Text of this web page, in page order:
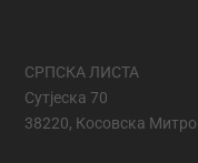
СРПСКА ЛИСТА
Сутјеска 70
38220, Косовска